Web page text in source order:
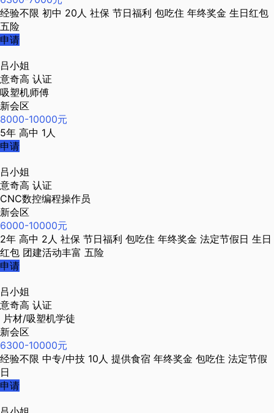
经验不限 初中 20人 社保 节日福利 包吃住 年终奖金 生日红包
五险
申请
吕小姐
意奇高 认证
吸塑机师傅
新会区
8000-10000元
5年 高中 1人
申请
吕小姐
意奇高 认证
CNC数控编程操作员
新会区
6000-10000元
2年 高中 2人 社保 节日福利 包吃住 年终奖金 法定节假日 生日
红包 团建活动丰富 五险
申请
吕小姐
意奇高 认证
片材/吸塑机学徒
新会区
6300-10000元
经验不限 中专/中技 10人 提供食宿 年终奖金 包吃住 法定节假
日
申请